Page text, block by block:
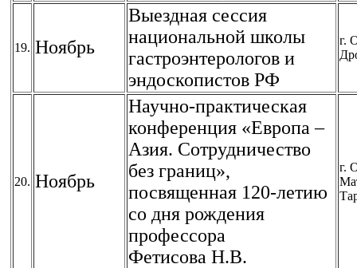
19. Ноябрь
Выездная сессия
национальной школы
гастроэнтерологов и
эндоскопистов РФ
г.
20. Ноябрь
Научно-практическая
конференция «Европа –
Азия. Сотрудничество
без границ»,
посвященная 120-летию
со дня рождения
профессора
Фетисова Н.В.
г.